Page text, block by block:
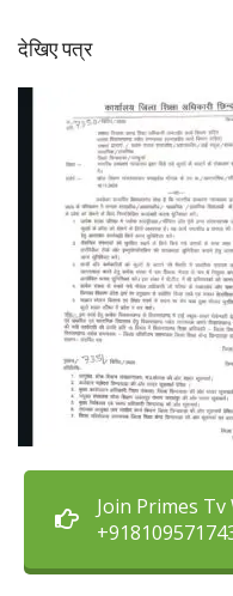
देखिए पत्र
Join Primes